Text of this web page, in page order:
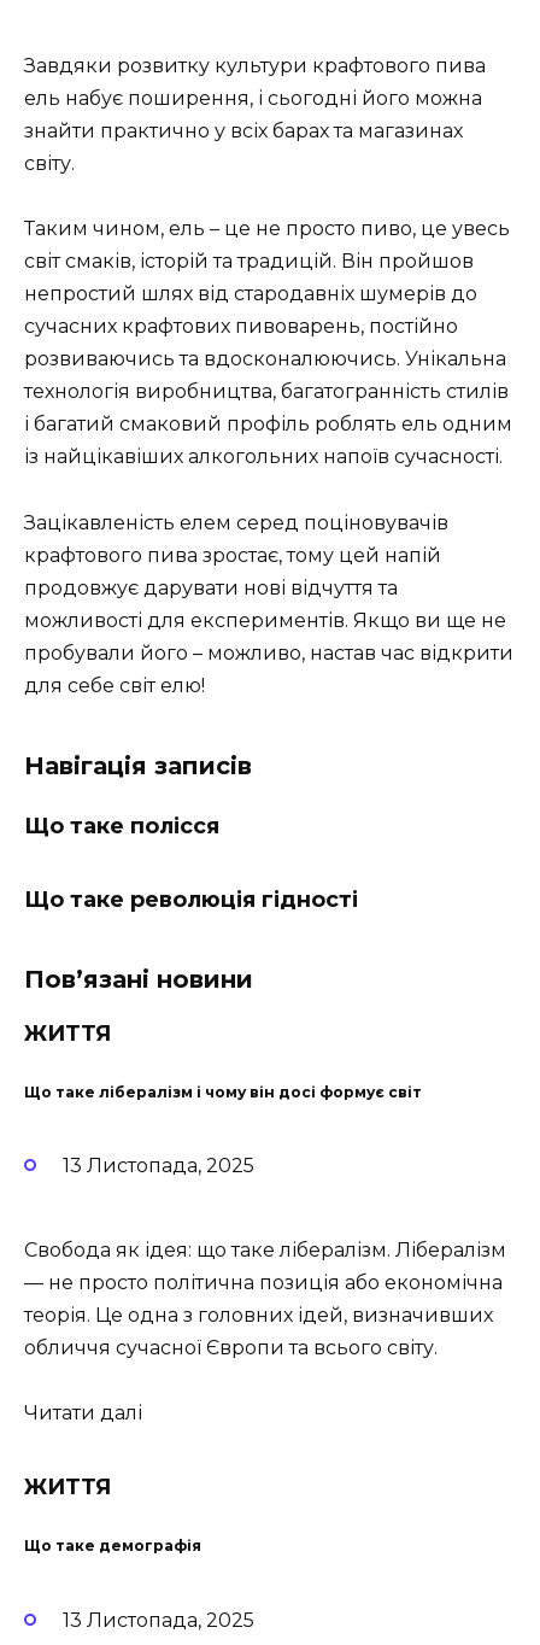
Завдяки розвитку культури крафтового пива
ель набує поширення, і сьогодні його можна
знайти практично у всіх барах та магазинах
світу.
Таким чином, ель – це не просто пиво, це увесь
світ смаків, історій та традицій. Він пройшов
непростий шлях від стародавніх шумерів до
сучасних крафтових пивоварень, постійно
розвиваючись та вдосконалюючись. Унікальна
технологія виробництва, багатогранність стилів
і багатий смаковий профіль роблять ель одним
із найцікавіших алкогольних напоїв сучасності.
Зацікавленість елем серед поціновувачів
крафтового пива зростає, тому цей напій
продовжує дарувати нові відчуття та
можливості для експериментів. Якщо ви ще не
пробували його – можливо, настав час відкрити
для себе світ елю!
Навігація записів
Що таке полісся
Що таке революція гідності
Пов’язані новини
ЖИТТЯ
Що таке лібералізм і чому він досі формує світ
13 Листопада, 2025
Свобода як ідея: що таке лібералізм. Лібералізм
— не просто політична позиція або економічна
теорія. Це одна з головних ідей, визначивших
обличчя сучасної Європи та всього світу.
Читати далі
ЖИТТЯ
Що таке демографія
13 Листопада, 2025